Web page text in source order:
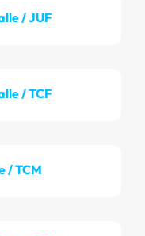
/ JUF
/ TCF
/ TCM